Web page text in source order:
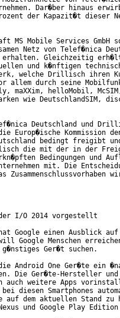
Dar�ber hinaus
der Kapazit�t dieser
MS Mobile Services GmbH
Netz von Telef�nica
erhalten. Gleichzeitig
und k�nftigen
welche Drillisch ihren
durch seine
maXXim, helloMobil,
wie DeutschlandSIM,
Deutschland und
Europ�ische Kommission
bedingt freigibt
die mit der in der
Bedingungen und
mit. Die
Zusammenschlussvorhaben
I/O 2014 vorgestellt
Google einen Ausblick auf
Google Menschen
Ger�t suchen.
Android One Ger�te ein
Die Ger�te-Hersteller und
auch weitere Apps
diesen Smartphones
auf dem aktuellen Stand zu
und Google Play Edition